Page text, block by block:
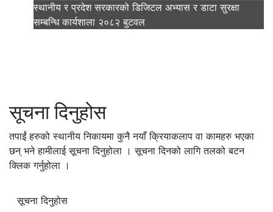
स्थानीय र प्रदेश सरकारको डिजिटल अभ्यास र डाटा सुरक्षा
सम्बन्धि कार्यशाला २०८२ बुटवल
सूचना दिनुहोस
तपाईं हरुको स्थानीय निकायमा कुनै नयाँ क्रियाकलाप वा कामहरु भएका
छन् भने हामीलाई सूचना दिनुहोला । सूचना दिनको लागि तलको बटन
क्लिक गर्नुहोला ।
सूचना दिनुहोस